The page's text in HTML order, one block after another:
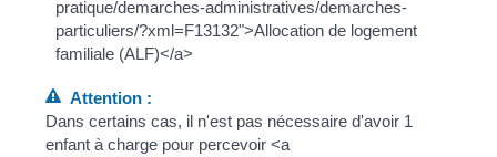
pratique/demarches-administratives/demarches-
particuliers/?xml=F13132">Allocation de logement
familiale (ALF)</a>
Attention :
Dans certains cas, il n'est pas nécessaire d'avoir 1
enfant à charge pour percevoir <a